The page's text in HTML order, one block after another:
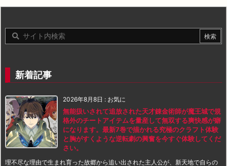
新着記事
2026年8月8日 : お気に
無能扱いされて追放された天才錬金術師が魔王城で規
格外のチートアイテムを量産して無双する爽快感が癖
になります。最新7巻で描かれる究極のクラフト体験
と胸がすくような逆転劇の興奮を今すぐ体験してくだ
さい。
理不尽な理由で生まれ育った故郷から追い出された主人公が、新天地で自らの